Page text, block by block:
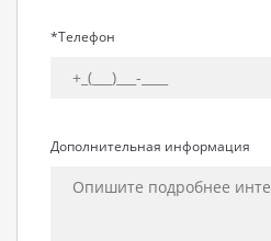
*Телефон
Дополнительная информация